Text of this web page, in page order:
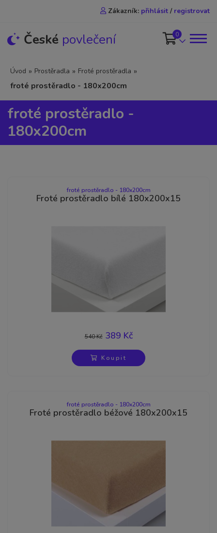
Zákazník: přihlásit / registrovat
České povlečení 0
Úvod » Prostěradla » Froté prostěradla »
froté prostěradlo - 180x200cm
froté prostěradlo -
180x200cm
froté prostěradlo - 180x200cm
Froté prostěradlo bílé 180x200x15
540 Kč389 Kč
Koupit
froté prostěradlo - 180x200cm
Froté prostěradlo béžové 180x200x15